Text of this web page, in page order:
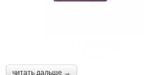
читать дальше →